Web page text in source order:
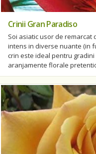
Crinii Gran Paradiso
Soi asiatic usor de
intens in diverse nuante (in
crin este ideal pentru
aranjamente florale